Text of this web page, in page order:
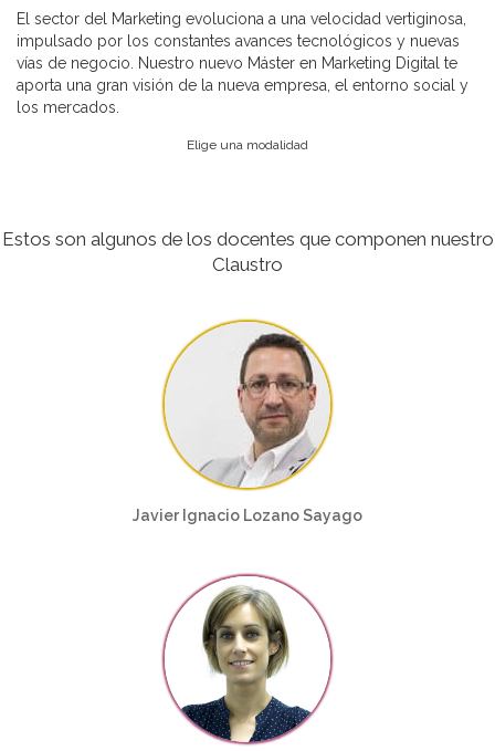
El sector del Marketing evoluciona a una velocidad vertiginosa,
impulsado por los constantes avances tecnológicos y nuevas
vías de negocio. Nuestro nuevo Máster en Marketing Digital te
aporta una gran visión de la nueva empresa, el entorno social y
los mercados.
Elige una modalidad
Estos son algunos de los docentes que componen nuestro
Claustro
Javier Ignacio Lozano Sayago